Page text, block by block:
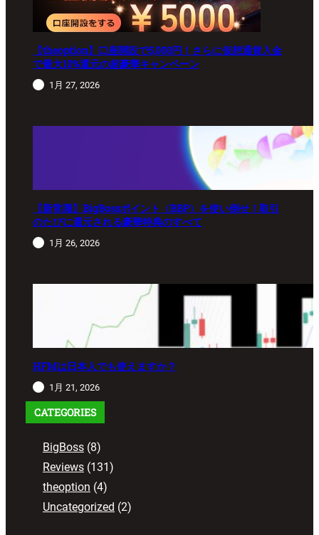
【theoption】口座開設で5,000円！さらに仮想通貨入金
で最大10%還元の超豪華キャンペーン
1月 27, 2026
【新常識】BigBossポイント（BBP）を使い倒せ！取引
のたびに還元される豪華特典のすべて
1月 26, 2026
HFMは日本人でも使えますか？
1月 21, 2026
CATEGORIES
BigBoss (8)
Reviews (131)
theoption (4)
Uncategorized (2)